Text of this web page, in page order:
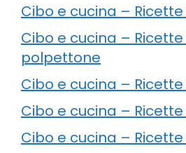
Cibo e cucina –
Cibo e cucina –
polpettone
Cibo e cucina –
Cibo e cucina –
Cibo e cucina –